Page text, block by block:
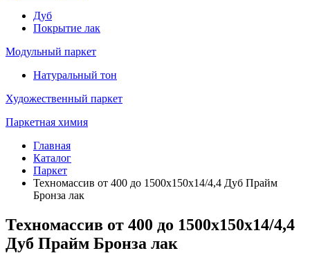
Дуб
Покрытие лак
Модульный паркет
Натуральный тон
Художественный паркет
Паркетная химия
Главная
Каталог
Паркет
Техномассив от 400 до 1500х150х14/4,4 Дуб Прайм
Бронза лак
Техномассив от 400 до 1500х150х14/4,4
Дуб Прайм Бронза лак